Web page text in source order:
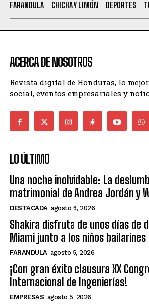
FARANDULA
CHICHA Y LIMÓN DEPORTES
ACERCA DE NOSOTROS
Revista digital de Honduras, lo
social, eventos empresariales y
LO ÚLTIMO
Una noche inolvidable: La
matrimonial de Andrea Jordán y
DESTACADA agosto 6, 2026
Shakira disfruta de unos días de
Miami junto a los niños bailarines
FARANDULA agosto 5, 2026
¡Con gran éxito clausura XX
Internacional de Ingenierías!
EMPRESAS agosto 5, 2026